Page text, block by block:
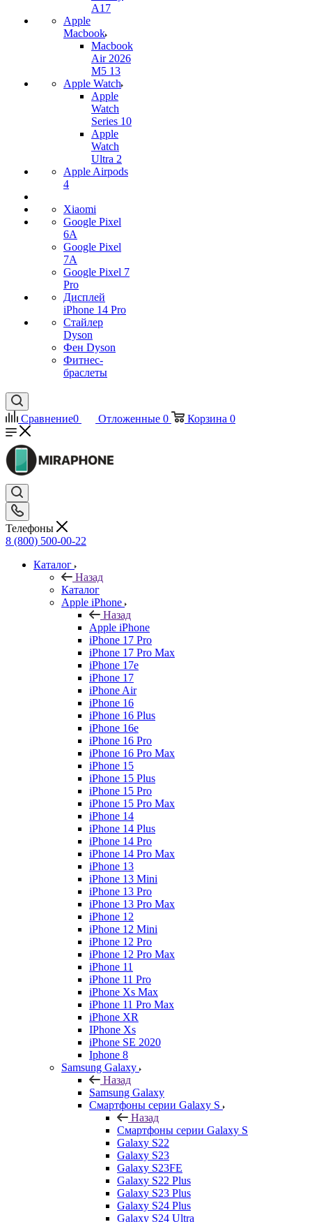
A17
Apple
Macbook
Macbook
Air 2026
M5 13
Apple Watch
Apple
Watch
Series 10
Apple
Watch
Ultra 2
Apple Airpods
4
Xiaomi
Google Pixel
6A
Google Pixel
7А
Google Pixel 7
Pro
Дисплей
iPhone 14 Pro
Стайлер
Dyson
Фен Dyson
Фитнес-
браслеты
Сравнение0 Отложенные 0 Корзина 0
Телефоны
8 (800) 500-00-22
Каталог
Назад
Каталог
Apple iPhone
Назад
Apple iPhone
iPhone 17 Pro
iPhone 17 Pro Max
iPhone 17e
iPhone 17
iPhone Air
iPhone 16
iPhone 16 Plus
iPhone 16e
iPhone 16 Pro
iPhone 16 Pro Max
iPhone 15
iPhone 15 Plus
iPhone 15 Pro
iPhone 15 Pro Max
iPhone 14
iPhone 14 Plus
iPhone 14 Pro
iPhone 14 Pro Max
iPhone 13
iPhone 13 Mini
iPhone 13 Pro
iPhone 13 Pro Max
iPhone 12
iPhone 12 Mini
iPhone 12 Pro
iPhone 12 Pro Max
iPhone 11
iPhone 11 Pro
iPhone Xs Max
iPhone 11 Pro Max
iPhone XR
IPhone Xs
iPhone SE 2020
Iphone 8
Samsung Galaxy
Назад
Samsung Galaxy
Смартфоны серии Galaxy S
Назад
Смартфоны серии Galaxy S
Galaxy S22
Galaxy S23
Galaxy S23FE
Galaxy S22 Plus
Galaxy S23 Plus
Galaxy S24 Plus
Galaxy S24 Ultra